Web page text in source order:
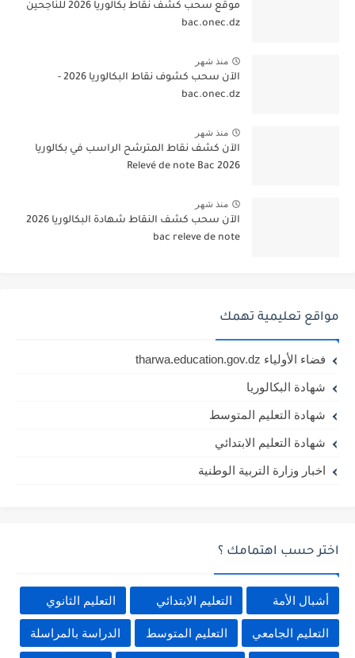
موقع سحب كشف نقاط بكالوريا 2026 للناجحين
bac.onec.dz
منذ شهر
الآن سحب كشوف نقاط البكالوريا 2026 -
bac.onec.dz
منذ شهر
الآن كشف نقاط المترشح الراسب في بكالوريا
2026 Relevé de note Bac
منذ شهر
الآن سحب كشف النقاط شهادة البكالوريا 2026
bac releve de note
مواقع تعليمية تهمك
فضاء الأولياء tharwa.education.gov.dz
شهادة البكالوريا
شهادة التعليم المتوسط
شهادة التعليم الابتدائي
اخبار وزارة التربية الوطنية
اختر حسب اهتمامك ؟
أشبال الأمة التعليم الابتدائي التعليم الثانوي
التعليم الجامعي التعليم المتوسط الدراسة بالمراسلة